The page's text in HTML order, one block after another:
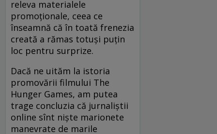
releva materialele
promoţionale, ceea ce
înseamnă că în toată frenezia
creată a rămas totuşi puţin
loc pentru surprize.
Dacă ne uităm la istoria
promovării filmului The
Hunger Games, am putea
trage concluzia că jurnaliştii
online sînt nişte marionete
manevrate de marile